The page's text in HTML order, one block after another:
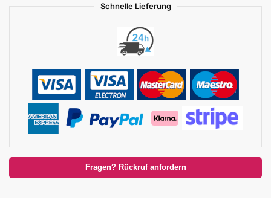
Schnelle Lieferung
Fragen? Rückruf anfordern